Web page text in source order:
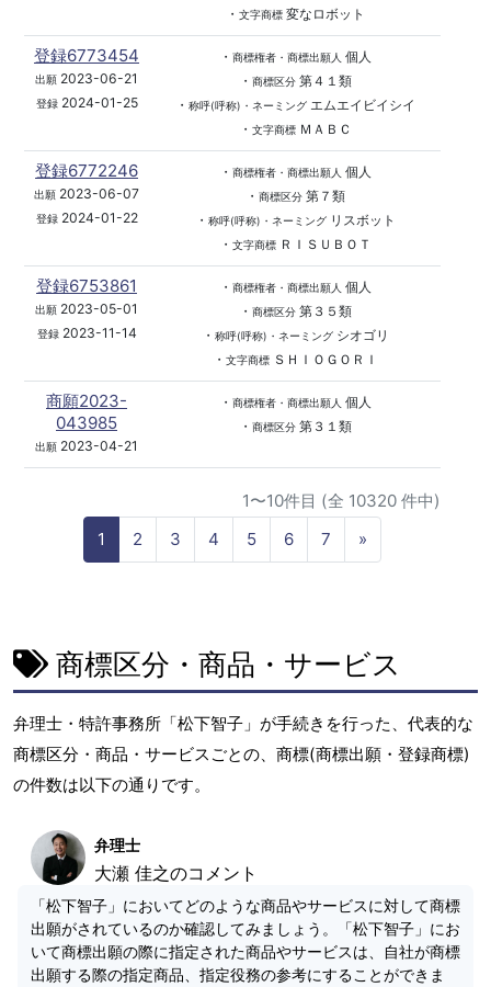
・ 文字商標変なロボット
登録6773454
出願 2023-06-21
登録2024-01-25
・ 商標権者・商標出願人 個人
・ 商標区分第４１類
・ 称呼(呼称)・ネーミングエムエイビイシイ
・ 文字商標ＭＡＢＣ
登録6772246
出願 2023-06-07
登録2024-01-22
・ 商標権者・商標出願人 個人
・ 商標区分第７類
・ 称呼(呼称)・ネーミングリスボット
・ 文字商標ＲＩＳＵＢＯＴ
登録6753861
出願 2023-05-01
登録2023-11-14
・ 商標権者・商標出願人 個人
・ 商標区分第３５類
・ 称呼(呼称)・ネーミングシオゴリ
・ 文字商標ＳＨＩＯＧＯＲＩ
商願2023-
043985
出願 2023-04-21
・ 商標権者・商標出願人 個人
・ 商標区分第３１類
1〜10件目 (全 10320 件中)
1
2 3 4 5 6 7 »
e
商標区分・商品・サービス
弁理士・特許事務所「松下智子」が手続きを行った、代表的な
商標区分・商品・サービスごとの、商標(商標出願・登録商標)
の件数は以下の通りです。
弁理士
大瀬 佳之のコメント
「松下智子」においてどのような商品やサービスに対して商標
出願がされているのか確認してみましょう。「松下智子」にお
いて商標出願の際に指定された商品やサービスは、自社が商標
出願する際の指定商品、指定役務の参考にすることができま